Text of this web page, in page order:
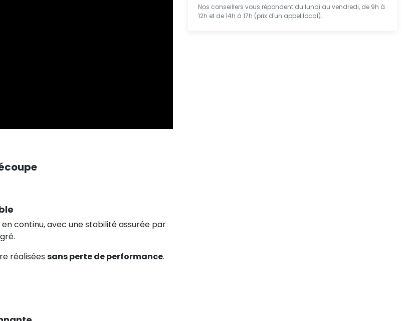
continu, avec une stabilité assurée par
réalisées sans perte de performance.
Nos conseillers vous répondent du lundi au vendredi, de 9h à
12h et de 14h à 17h (prix d'un appel local).